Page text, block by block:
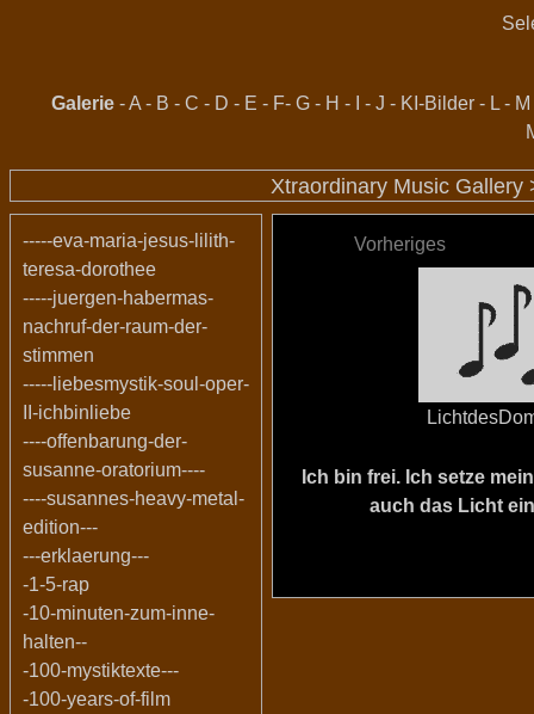
Galerie -A - B - C - D - E - F- G - H - - J - KI-Bilder - L - M
Xtraordinary Music Gallery
-----eva-maria-jesus-lilith-
teresa-dorothee
-----juergen-habermas-
nachruf-der-raum-der-
stimmen
-----liebesmystik-soul-oper-
II-ichbinliebe
----offenbarung-der-
susanne-oratorium----
----susannes-heavy-metal-
edition---
---erklaerung---
-1-5-rap
-10-minuten-zum-inne-
halten--
-100-mystiktexte---
-100-years-of-film
Vorheriges
Ich bin frei. Ich setze
auch das Licht